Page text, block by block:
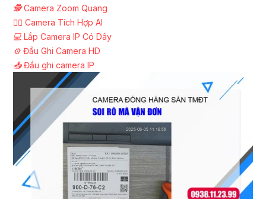
🕵️Camera Zoom Quang
🧛‍♀️ Camera Tích Hợp AI
💻 Lắp Camera IP Có Dây
⚙️ Đầu Ghi Camera HD
📥Đầu ghi camera IP